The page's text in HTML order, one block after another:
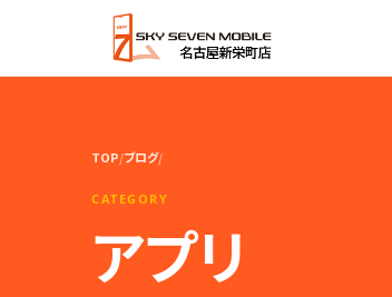
TOP/ブログ/
CATEGORY
アプリ